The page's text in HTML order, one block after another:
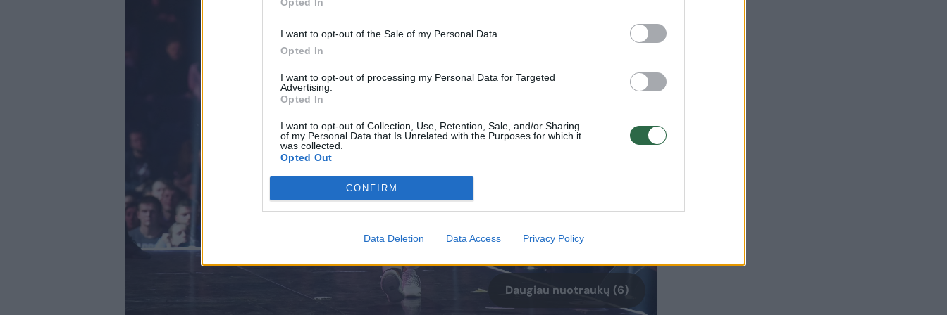
I want to opt-out of the Sale of my Personal Data.
Opted In
I want to opt-out of processing my Personal Data for Targeted
Advertising.
Opted In
I want to opt-out of Collection, Use, Retention, Sale, and/or Sharing
of my Personal Data that Is Unrelated with the Purposes for which it
was collected.
Opted Out
CONFIRM
Data Deletion Data Access Privacy Policy
Daugiau nuotraukų (6)